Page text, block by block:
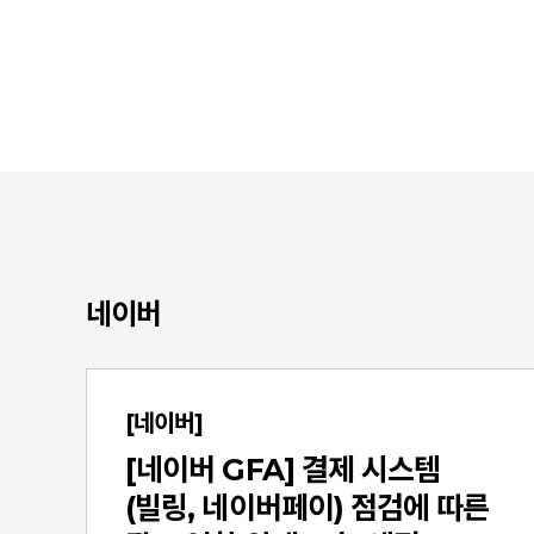
네이버
[네이버]
[네이버 GFA] 결제 시스템
(빌링, 네이버페이) 점검에 따른